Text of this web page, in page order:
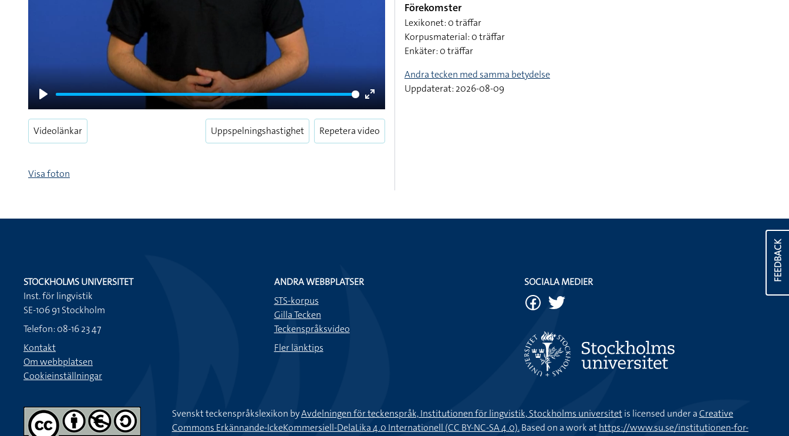
Play
Enter
fullscreen
Videolänkar Uppspelningshastighet Repetera video
Visa foton
Förekomster
Lexikonet: 0 träffar
Korpusmaterial: 0 träffar
Enkäter: 0 träffar
Andra tecken med samma betydelse
Uppdaterat: 2026-08-09
FEEDBACK
STOCKHOLMS UNIVERSITET
Inst. för lingvistik
SE-106 91 Stockholm
Telefon: 08-16 23 47
Kontakt
Om webbplatsen
Cookieinställningar
ANDRA WEBBPLATSER
STS-korpus
Gilla Tecken
Teckenspråksvideo
Fler länktips
SOCIALA MEDIER
Svenskt teckenspråkslexikon byAvdelningen för teckenspråk, Institutionen för lingvistik, Stockholms universitetis licensed under aCreative
Commons Erkännande-IckeKommersiell-DelaLika 4.0 Internationell (CC BY-NC-SA 4.0).Based on a work athttps://www.su.se/institutionen-for-